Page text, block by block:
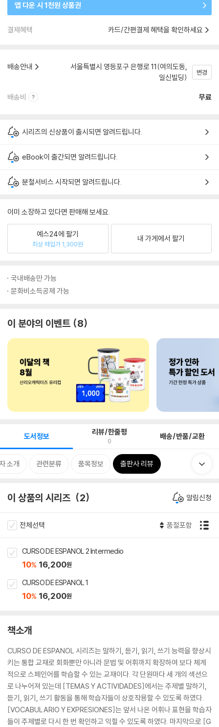
앱 다운 시 1천원 상품권
결제혜택 카드/간편결제 혜택을 확인하세요
배송안내
서울특별시 영등포구 은행로 11(여의도동,
일신빌딩)
변경
배송비 무료
시리즈의 신상품이 출시되면 알려드립니다.
eBook이 출간되면 알려드립니다.
분철서비스 시작되면 알려드립니다.
이미 소장하고 있다면 판매해 보세요.
예스24에 팔기
최상 매입가 1,300원
내 가게에서 팔기
국내배송만 가능
문화비소득공제 가능
이 분야의 이벤트 8
도서정보 리뷰/한줄평
0 배송/반품/교환
소개 관련분류 품목정보 출판사 리뷰
이 상품의 시리즈 2 알림신청
전체선택 품절포함
CURSO DE ESPANOL 2 Intermedio
10% 16,200원
CURSO DE ESPANOL 1
10% 16,200원
책소개
CURSO DE ESPANOL 시리즈는 말하기, 듣기, 읽기, 쓰기 능력을 향상시
키는 통합 교재로 회화뿐만 아니라 문법 및 어휘까지 확장하여 보다 체계
적으로 스페인어를 학습할 수 있는 교재이다. 각 단원마다 세 개의 섹션으
로 나누어져 있는데 [TEMAS Y ACTIVIDADES]에서는 주제별 말하기,
듣기, 읽기, 쓰기 활동을 통해 학습자들이 상호작용할 수 있도록 하였다.
[VOCABULARIO Y EXPRESIONES]는 앞서 나온 어휘나 표현을 학습자
들이 주제별로 다시 한 번 확인하고 익힐 수 있도록 하였다. 마지막으로 [G